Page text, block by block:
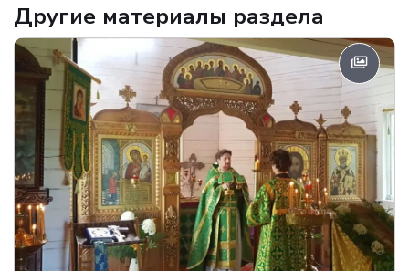
Другие материалы раздела